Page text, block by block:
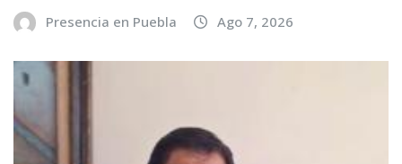
Presencia en Puebla Ago 7, 2026